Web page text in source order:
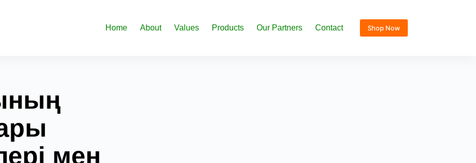
Home About Values Products Our Partners Contact Shop Now
мен